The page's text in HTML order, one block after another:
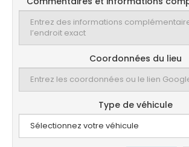
Coordonnées du lieu
Type de véhicule